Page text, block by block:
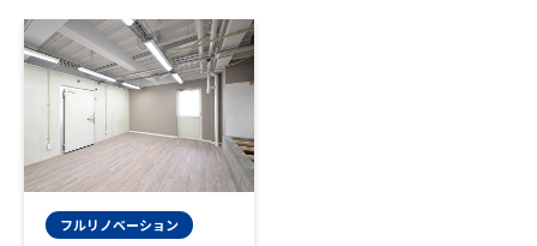
フルリノベーション